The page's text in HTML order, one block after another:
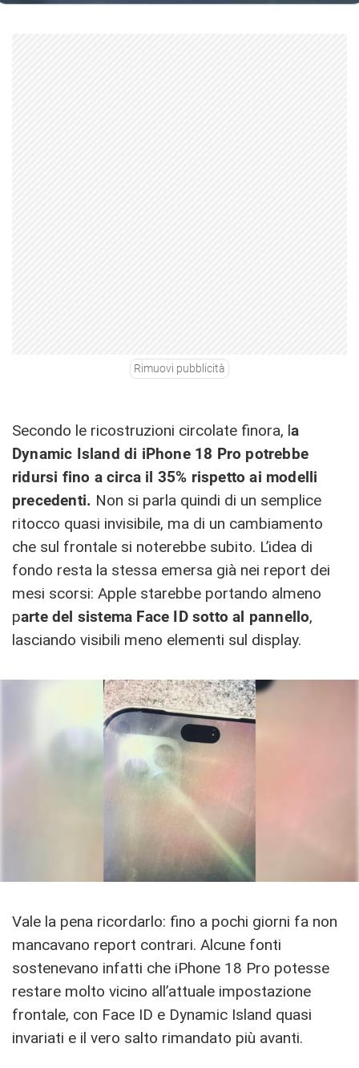
Rimuovi pubblicità
Secondo le ricostruzioni circolate finora, la
Dynamic Island di iPhone 18 Pro potrebbe
ridursi fino a circa il 35% rispetto ai modelli
precedenti. Non si parla quindi di un semplice
ritocco quasi invisibile, ma di un cambiamento
che sul frontale si noterebbe subito. L’idea di
fondo resta la stessa emersa già nei report dei
mesi scorsi: Apple starebbe portando almeno
parte del sistema Face ID sotto al pannello,
lasciando visibili meno elementi sul display.
Vale la pena ricordarlo: fino a pochi giorni fa non
mancavano report contrari. Alcune fonti
sostenevano infatti che iPhone 18 Pro potesse
restare molto vicino all’attuale impostazione
frontale, con Face ID e Dynamic Island quasi
invariati e il vero salto rimandato più avanti.